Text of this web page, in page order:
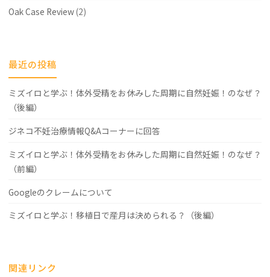
Oak Case Review(2)
最近の投稿
ミズイロと学ぶ！体外受精をお休みした周期に自然妊娠！のなぜ？
（後編）
ジネコ不妊治療情報Q&Aコーナーに回答
ミズイロと学ぶ！体外受精をお休みした周期に自然妊娠！のなぜ？
（前編）
Googleのクレームについて
ミズイロと学ぶ！移植日で産月は決められる？（後編）
関連リンク